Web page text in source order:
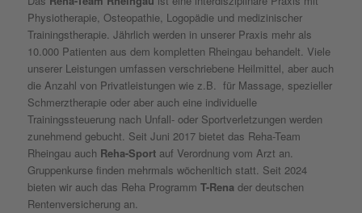
Physiotherapie, Osteopathie, Logopädie und medizinischer
Trainingstherapie. Jährlich werden in unserer Praxis mehr als
10.000 Patienten aus dem kompletten Rheingau behandelt. Viele
unserer Leistungen umfassen verschriebene Heilmittel, aber auch
die Anzahl von Privatleistungen wie z.B. für Massage, spezieller
Schmerztherapie oder aber auch eine individuelle
Trainingssteuerung nach Unfall- oder Sportverletzungen werden
zunehmend gebucht. Seit Juni 2017 bietet das Reha-Team
Rheingau auch Reha-Sportauf Verordnung vom Arzt an.
Gruppenkurse finden mehrmals wöchenltich statt. Seit 2024
bieten wir auch das Reha Programm T-Renader deutschen
Rentenversicherung an.